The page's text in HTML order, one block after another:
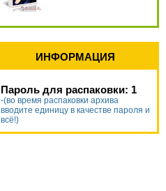
ИНФОРМАЦИЯ
Пароль для распаковки: 1
-(во время распаковки архива
вводите единицу в качестве пароля и
всё!)